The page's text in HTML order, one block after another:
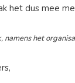
het dus mee
namens het